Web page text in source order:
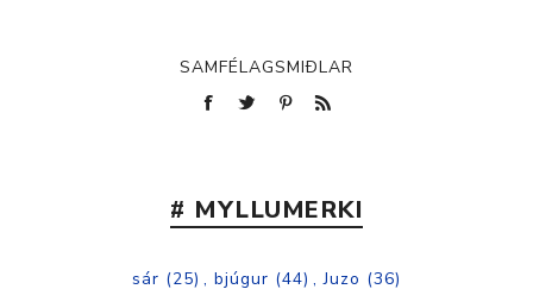
SAMFÉLAGSMIÐLAR
# MYLLUMERKI
sár (25) , bjúgur (44) , Juzo (36)